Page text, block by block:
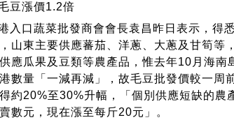
豆漲價1.2倍
入口蔬菜批發商會會長袁昌昨日表示，得
山東主要供應蕃茄、洋蔥、大蔥及甘筍等
應瓜果及豆類等農產品，惟去年10月海南
數量「一減再減」，故毛豆批發價較一周
約20%至30%升幅，「個別供應短缺的農
數元，現在漲至每斤20元」。